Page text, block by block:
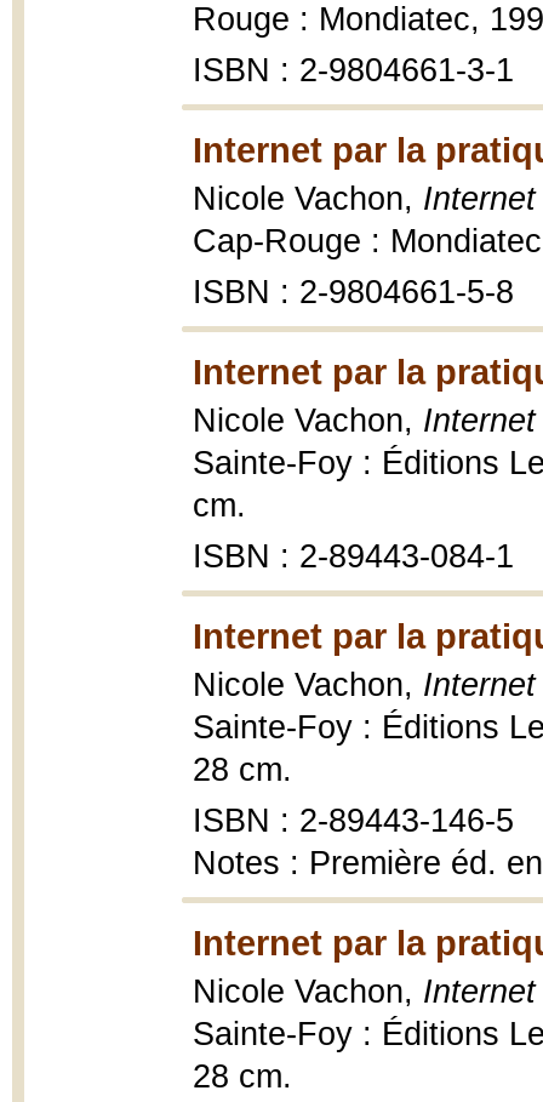
Rouge : Mondiatec,
ISBN : 2-9804661-3-1
Internet par la
Nicole Vachon,
Cap-Rouge :
ISBN : 2-9804661-5-8
Internet par la
Nicole Vachon,
Sainte-Foy : Éditions
cm.
ISBN : 2-89443-084-1
Internet par la
Nicole Vachon,
Sainte-Foy : Éditions
28 cm.
ISBN : 2-89443-146-5
Notes : Première éd.
Internet par la
Nicole Vachon,
Sainte-Foy : Éditions
28 cm.